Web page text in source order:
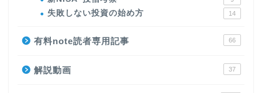
失敗しない投資の始め方 14
有料note読者専用記事 66
解説動画 37